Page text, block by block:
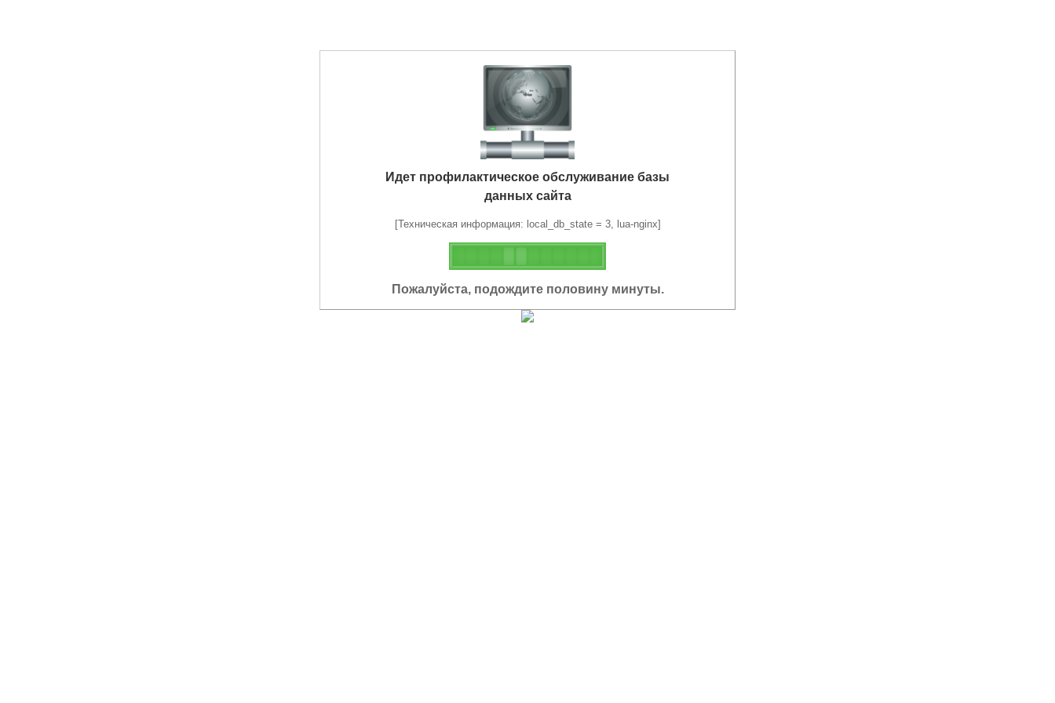
Идет профилактическое обслуживание базы
данных сайта
[Техническая информация: local_db_state = 3, lua-nginx]
Пожалуйста, подождите половину минуты.